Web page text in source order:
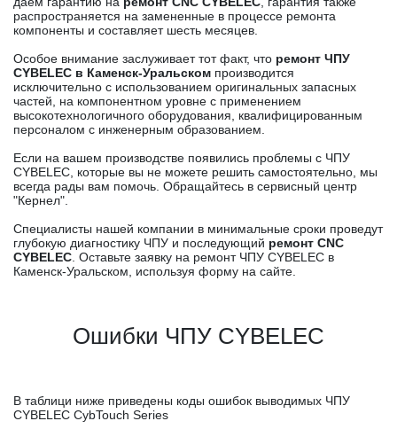
распространяется на замененные в процессе ремонта
компоненты и составляет шесть месяцев.
Особое внимание заслуживает тот факт, что ремонт ЧПУ
CYBELEC в Каменск-Уральском производится
исключительно с использованием оригинальных запасных
частей, на компонентном уровне с применением
высокотехнологичного оборудования, квалифицированным
персоналом с инженерным образованием.
Если на вашем производстве появились проблемы с ЧПУ
CYBELEC, которые вы не можете решить самостоятельно, мы
всегда рады вам помочь. Обращайтесь в сервисный центр
"Кернел".
Специалисты нашей компании в минимальные сроки проведут
глубокую диагностику ЧПУ и последующий ремонт CNC
CYBELEC . Оставьте заявку на ремонт ЧПУ CYBELEC в
Каменск-Уральском, используя форму на сайте.
Ошибки ЧПУ CYBELEC
В таблици ниже приведены коды ошибок выводимых ЧПУ
CYBELEC CybTouch Series